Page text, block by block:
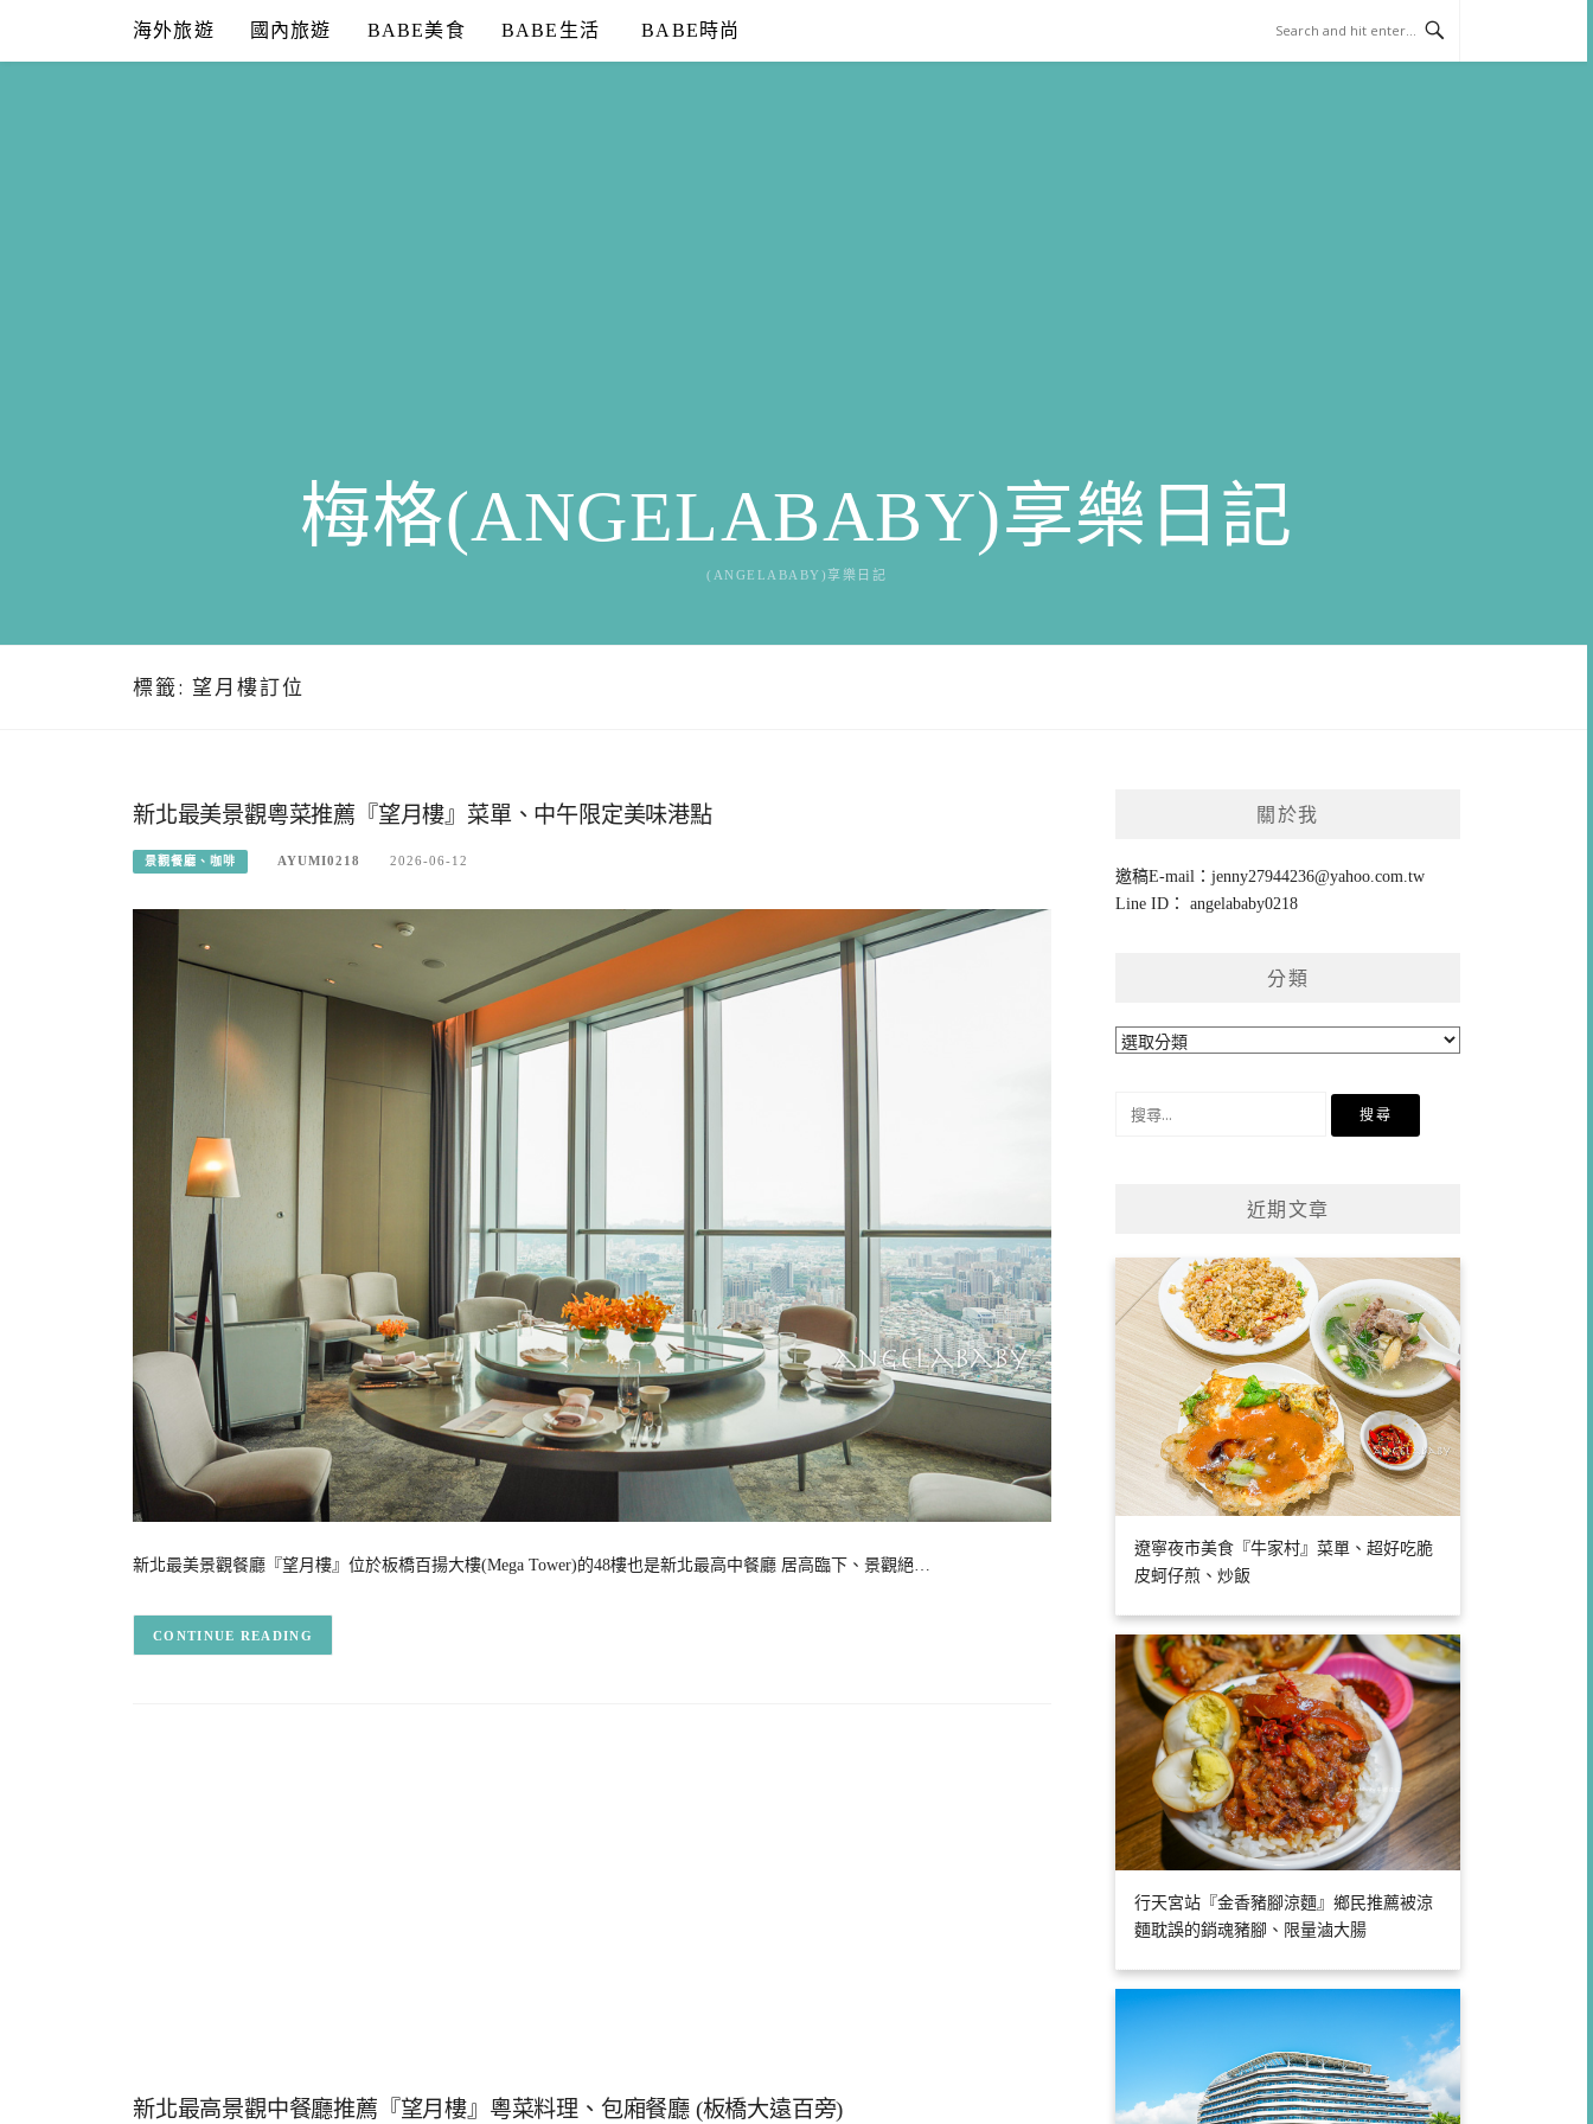
content
海外旅遊 國內旅遊 BABE美食 BABE生活 BABE時尚
梅格(ANGELABABY)享樂日記
(ANGELABABY)享樂日記
標籤: 望月樓訂位
新北最美景觀粵菜推薦『望月樓』菜單、中午限定美味港點
景觀餐廳、咖啡 AYUMI0218 2026-06-12
新北最美景觀餐廳『望月樓』位於板橋百揚大樓(Mega Tower)的48樓也是新北最高中餐廳 居高臨下、景觀絕…
CONTINUE READING
新北最高景觀中餐廳推薦『望月樓』粵菜料理、包廂餐廳 (板橋大遠百旁)
關於我
邀稿E-mail：jenny27944236@yahoo.com.tw
Line ID： angelababy0218
分類
分
近期文章
遼寧夜市美食『牛家村』菜單、超好吃脆
皮蚵仔煎、炒飯
行天宮站『金香豬腳涼麵』鄉民推薦被涼
麵耽誤的銷魂豬腳、限量滷大腸